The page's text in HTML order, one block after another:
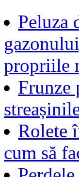
Peluza
propriile
Frunze
Rolete
cum să